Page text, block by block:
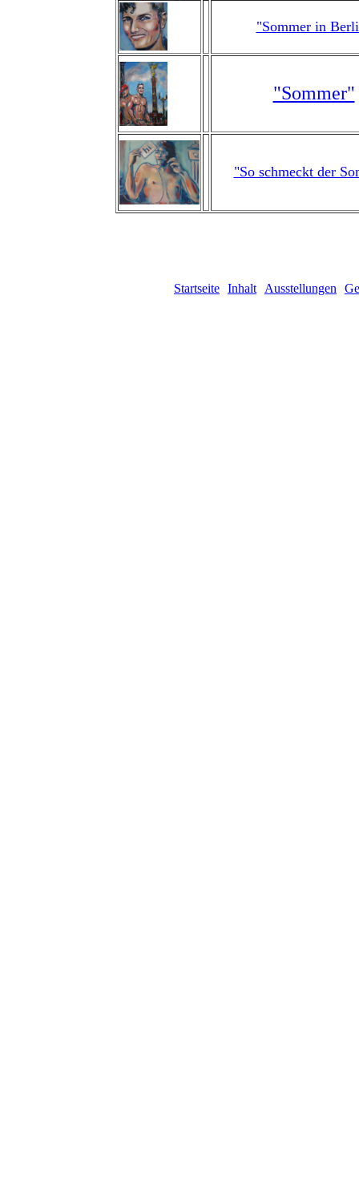
"Sommer in
"Sommer"
"So schmeckt der
Startseite Inhalt Ausstellungen